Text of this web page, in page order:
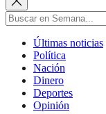
Últimas noticias
Política
Nación
Dinero
Deportes
Opinión